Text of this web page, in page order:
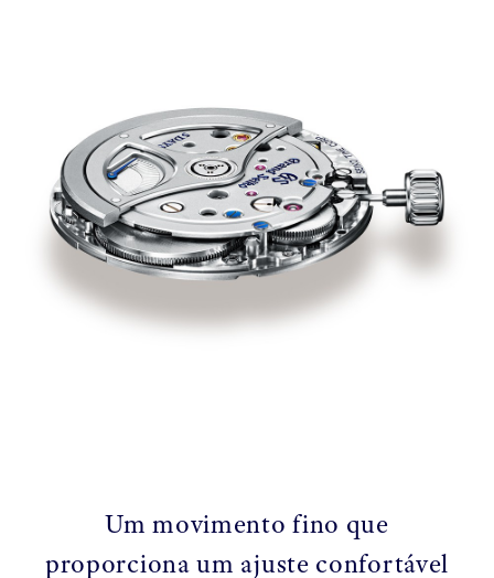
Um movimento fino que
proporciona um ajuste confortável